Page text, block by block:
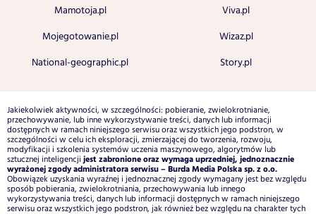
Mamotoja.pl
Mojegotowanie.pl
National-geographic.pl
Viva.pl
Wizaz.pl
Story.pl
Jakiekolwiek aktywności, w szczególności: pobieranie, zwielokrotnianie,
przechowywanie, lub inne wykorzystywanie treści, danych lub informacji
dostępnych w ramach niniejszego serwisu oraz wszystkich jego podstron, w
szczególności w celu ich eksploracji, zmierzającej do tworzenia, rozwoju,
modyfikacji i szkolenia systemów uczenia maszynowego, algorytmów lub
sztucznej inteligencji jest zabronione oraz wymaga uprzedniej, jednoznacznie
wyrażonej zgody administratora serwisu – Burda Media Polska sp. z o.o.
Obowiązek uzyskania wyraźnej i jednoznacznej zgody wymagany jest bez względu
sposób pobierania, zwielokrotniania, przechowywania lub innego
wykorzystywania treści, danych lub informacji dostępnych w ramach niniejszego
serwisu oraz wszystkich jego podstron, jak również bez względu na charakter tych